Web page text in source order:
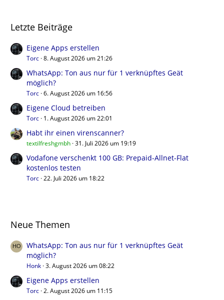
Letzte Beiträge
Eigene Apps erstellen
Torc 8. August 2026 um 21:26
WhatsApp: Ton aus nur für 1 verknüpftes Geät
möglich?
Torc 6. August 2026 um 16:56
Eigene Cloud betreiben
Torc 1. August 2026 um 22:01
Habt ihr einen virenscanner?
textilfreshgmbh 31. Juli 2026 um 19:19
Vodafone verschenkt 100 GB: Prepaid-Allnet-Flat
kostenlos testen
Torc 22. Juli 2026 um 18:22
Neue Themen
WhatsApp: Ton aus nur für 1 verknüpftes Geät
möglich?
Honk 3. August 2026 um 08:22
Eigene Apps erstellen
Torc 2. August 2026 um 11:15